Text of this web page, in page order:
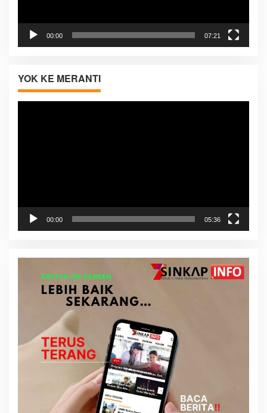
00:00 07:21
YOK KE MERANTI
Pemutar
00:00 05:36